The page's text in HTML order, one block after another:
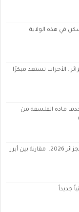
في هذه الولاية
2026 في الجزائر.. الأحزاب تستعد مبكرًا
مادة الفلسفة من
أفضل بنك لقرض السيارة في الجزائر 2026.. مقارنة بين أبرز
جديداً